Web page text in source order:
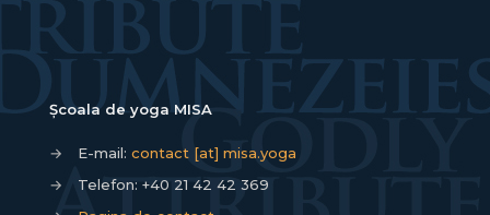
Școala de yoga MISA
→ E-mail: contact [at] misa.yoga
→
Telefon: +40 21 42 42 369